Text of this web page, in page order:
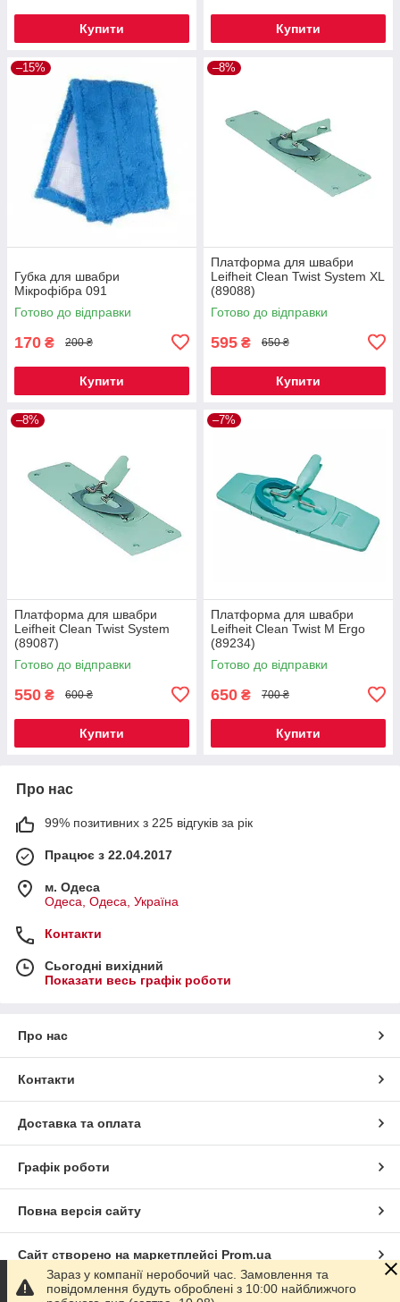
Купити Купити
–15%
Губка для швабри
Мікрофібра 091
Готово до відправки
170 ₴ 200 ₴
Купити
–8%
Платформа для швабри
Leifheit Clean Twist System XL
(89088)
Готово до відправки
595 ₴ 650 ₴
Купити
–8%
Платформа для швабри
Leifheit Clean Twist System
(89087)
Готово до відправки
550 ₴ 600 ₴
Купити
–7%
Платформа для швабри
Leifheit Clean Twist M Ergo
(89234)
Готово до відправки
650 ₴ 700 ₴
Купити
Про нас
99% позитивних з 225 відгуків за рік
Працює з 22.04.2017
м. Одеса
Одеса, Одеса, Україна
Контакти
Сьогодні вихідний
Показати весь графік роботи
Про нас
Контакти
Доставка та оплата
Графік роботи
Повна версія сайту
Сайт створено на маркетплейсі Prom.ua
Політика конфіденційності
Зараз у компанії неробочий час. Замовлення та
повідомлення будуть оброблені з 10:00 найближчого